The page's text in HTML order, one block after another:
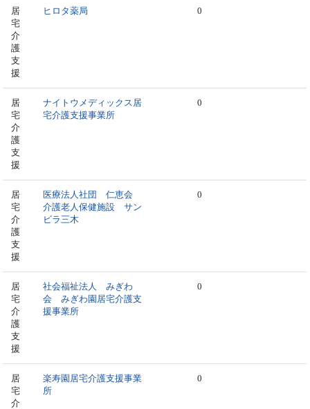
居
宅
介
護
支
援
ヒロタ薬局 0
居
宅
介
護
支
援
ナイトウメディックス居
宅介護支援事業所
0
居
宅
介
護
支
援
医療法人社団 仁恵会
介護老人保健施設 サン
ビラ三木
0
居
宅
介
護
支
援
社会福祉法人 みぎわ
会 みぎわ園居宅介護支
援事業所
0
居
宅
介
楽寿園居宅介護支援事業
所
0